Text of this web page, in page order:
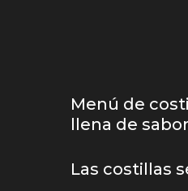
Menú de
llena de
Las costillas